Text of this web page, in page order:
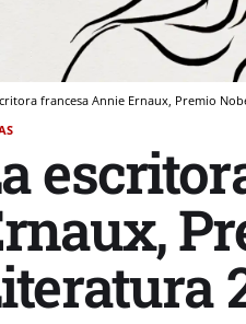
francesa Annie Ernaux, Premio